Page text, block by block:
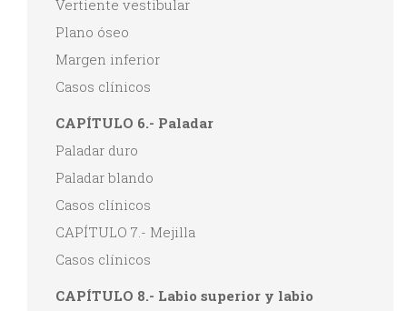
Vertiente vestibular
Plano óseo
Margen inferior
Casos clínicos
CAPÍTULO 6.- Paladar
Paladar duro
Paladar blando
Casos clínicos
CAPÍTULO 7.- Mejilla
Casos clínicos
CAPÍTULO 8.- Labio superior y labio